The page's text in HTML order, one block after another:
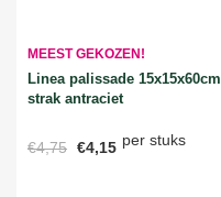
MEEST GEKOZEN!
Linea palissade 15x15x60cm
strak antraciet
€4,75 €4,15 per stuks